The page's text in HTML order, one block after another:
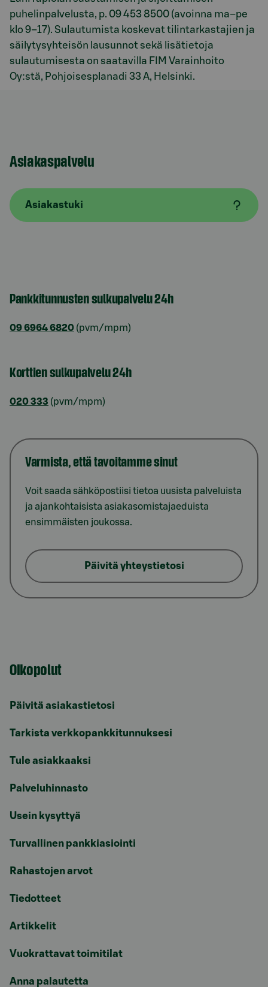
puhelinpalvelusta, p. 09 453 8500 (avoinna ma–pe
klo 9–17). Sulautumista koskevat tilintarkastajien ja
säilytysyhteisön lausunnot sekä lisätietoja
sulautumisesta on saatavilla FIM Varainhoito
Oy:stä, Pohjoisesplanadi 33 A, Helsinki.
Asiakaspalvelu
Asiakastuki
Pankkitunnusten sulkupalvelu 24h
09 6964 6820 (pvm/mpm)
Korttien sulkupalvelu 24h
020 333 (pvm/mpm)
Varmista, että tavoitamme sinut
Voit saada sähköpostiisi tietoa uusista palveluista
ja ajankohtaisista asiakasomistajaeduista
ensimmäisten joukossa.
Päivitä yhteystietosi
Oikopolut
Päivitä asiakastietosi
Tarkista verkkopankkitunnuksesi
Tule asiakkaaksi
Palveluhinnasto
Usein kysyttyä
Turvallinen pankkiasiointi
Rahastojen arvot
Tiedotteet
Artikkelit
Vuokrattavat toimitilat
Anna palautetta